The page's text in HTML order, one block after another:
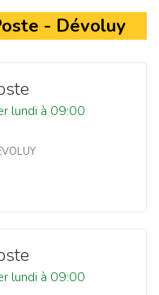
- Dévoluy
lundi à 09:00
lundi à 09:00